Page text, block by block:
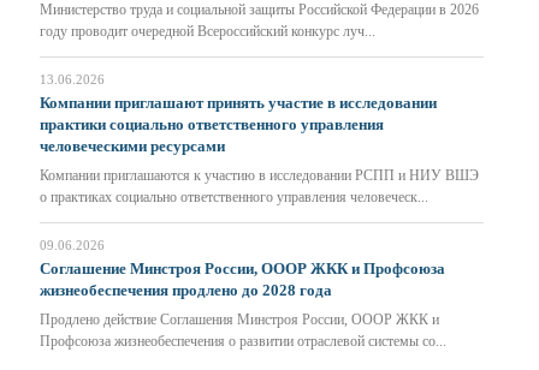
Министерство труда и социальной защиты Российской Федерации в 2026
году проводит очередной Всероссийский конкурс луч...
13.06.2026
Компании приглашают принять участие в исследовании
практики социально ответственного управления
человеческими ресурсами
Компании приглашаются к участию в исследовании РСПП и НИУ ВШЭ
о практиках социально ответственного управления человеческ...
09.06.2026
Соглашение Минстроя России, ОООР ЖКК и Профсоюза
жизнеобеспечения продлено до 2028 года
Продлено действие Соглашения Минстроя России, ОООР ЖКК и
Профсоюза жизнеобеспечения о развитии отраслевой системы со...